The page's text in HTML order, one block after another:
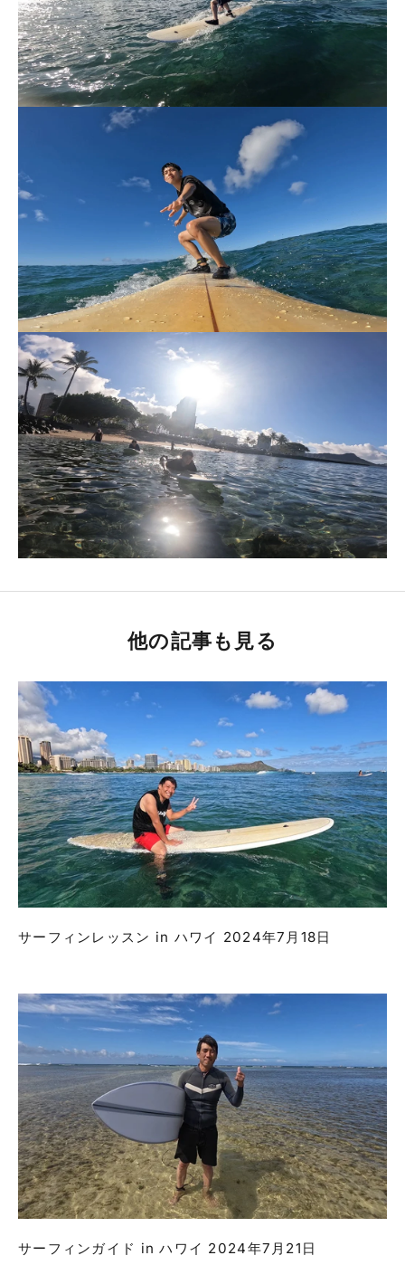
他の記事も見る
サーフィンレッスン in ハワイ 2024年7月18日
サーフィンガイド in ハワイ 2024年7月21日